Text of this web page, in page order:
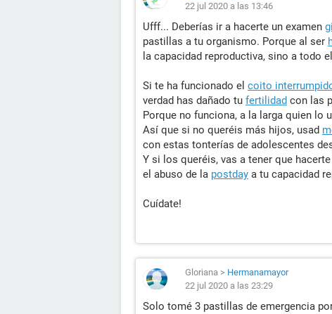
22 jul 2020 a las 13:46
Ufff... Deberías ir a hacerte un examen
pastillas a tu organismo. Porque al ser
la capacidad reproductiva, sino a todo
Si te ha funcionado el coito
verdad has dañado tu fertilidad con las
Porque no funciona, a la larga quien lo
Así que si no queréis más hijos, usad
con estas tonterías de adolescentes
Y si los queréis, vas a tener que
el abuso de la postday a tu capacidad
Cuídate!
Gloriana > Hermanamayor
22 jul 2020 a las 23:29
Solo tomé 3 pastillas de emergencia